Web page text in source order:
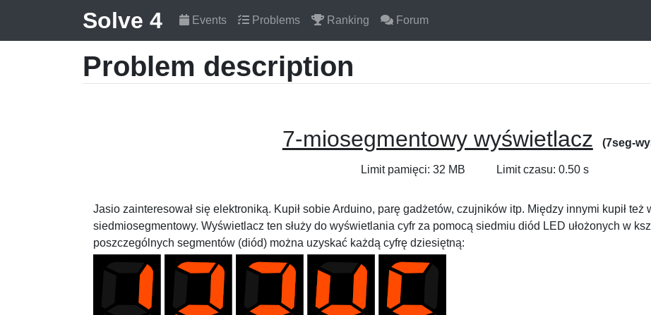
Solve 4 Events Problems Ranking Forum
Problem description
7-miosegmentowy wyświetlacz (7seg-
Limit pamięci: 32 MB Limit czasu: 0.50 s
Jasio zainteresował się elektroniką. Kupił sobie Arduino, parę gadżetów, czujników itp. Między innymi kupił
siedmiosegmentowy. Wyświetlacz ten służy do wyświetlania cyfr za pomocą siedmiu diód LED ułożonych w
poszczególnych segmentów (diód) można uzyskać każdą cyfrę dziesiętną: